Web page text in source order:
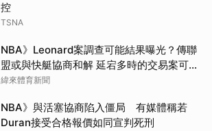
控
TSNA
NBA》Leonard案調查可能結果曝光？傳聯
盟或與快艇協商和解 延宕多時的交易案可望
於開季前成行
緯來體育新聞
NBA》與活塞協商陷入僵局 有媒體稱若
Duran接受合格報價如同宣判死刑